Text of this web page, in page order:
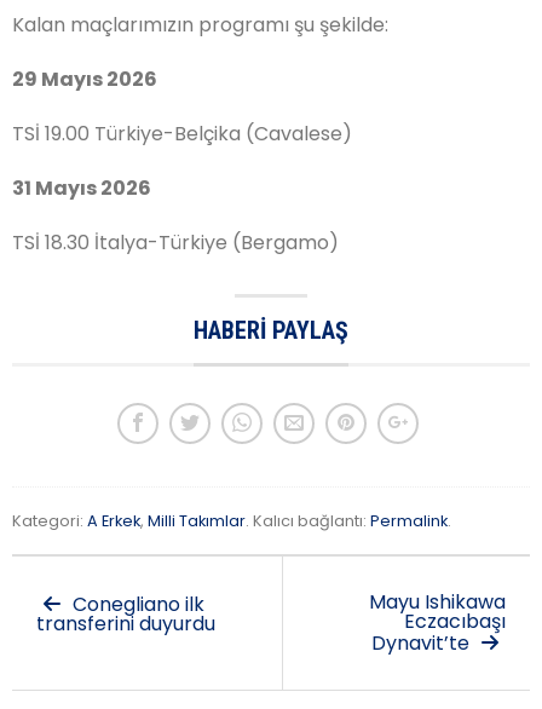
Kalan maçlarımızın programı şu şekilde:
29 Mayıs 2026
TSİ 19.00 Türkiye-Belçika (Cavalese)
31 Mayıs 2026
TSİ 18.30 İtalya-Türkiye (Bergamo)
HABERI PAYLAŞ
Kategori: A Erkek, Milli Takımlar. Kalıcı bağlantı: Permalink.
Conegliano ilk
transferini duyurdu
Mayu Ishikawa
Eczacıbaşı
Dynavit’te